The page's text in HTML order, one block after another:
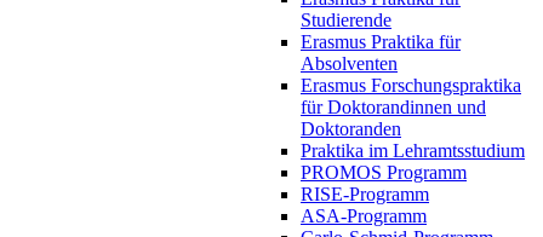
Studierende
Erasmus Praktika für
Absolventen
Erasmus Forschungspraktika
für Doktorandinnen und
Doktoranden
Praktika im Lehramtsstudium
PROMOS Programm
RISE-Programm
ASA-Programm